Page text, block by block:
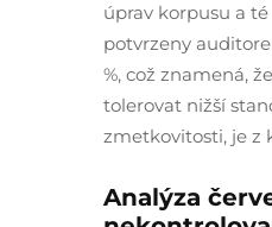
úprav korpusu a
potvrzeny
%, což znamená,
tolerovat nižší
zmetkovitosti, je z
Analýza